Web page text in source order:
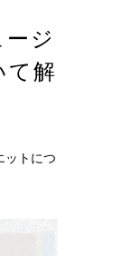
ジ
て解
ットにつ